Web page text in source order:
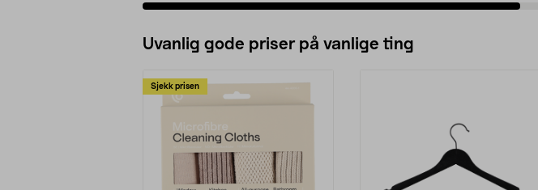
Uvanlig gode priser på vanlige ting
Sjekk prisen